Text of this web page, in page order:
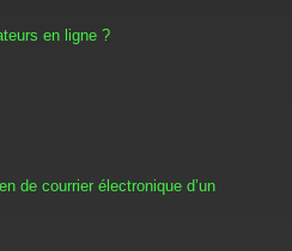
en ligne ?
de courrier électronique d’un